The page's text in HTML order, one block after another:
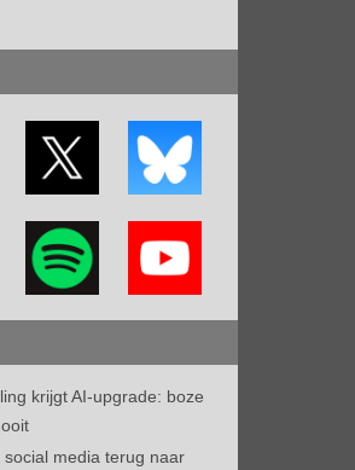
krijgt AI-upgrade: boze
media terug naar